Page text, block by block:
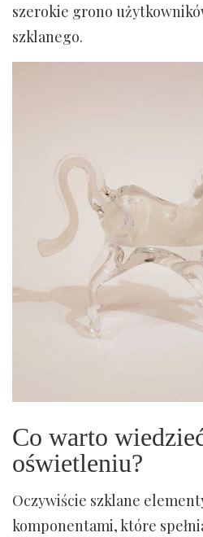
szerokie grono
szklanego.
Co warto
oświetleniu?
Oczywiście szklane
komponentami, które